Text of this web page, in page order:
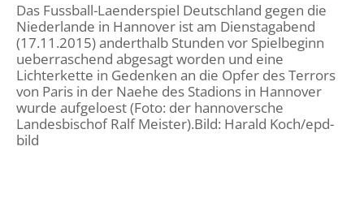
Das Fussball-Laenderspiel Deutschland gegen die
Niederlande in Hannover ist am Dienstagabend
(17.11.2015) anderthalb Stunden vor Spielbeginn
ueberraschend abgesagt worden und eine
Lichterkette in Gedenken an die Opfer des Terrors
von Paris in der Naehe des Stadions in Hannover
wurde aufgeloest (Foto: der hannoversche
Landesbischof Ralf Meister).Bild: Harald Koch/epd-
bild
Terminstundenplaner